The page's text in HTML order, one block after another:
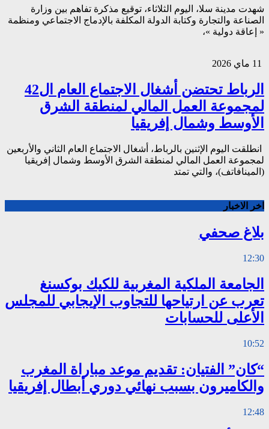
شهدت مدينة سلا، اليوم الثلاثاء، توقيع مذكرة تفاهم بين وزارة
الصناعة والتجارة وكتابة الدولة المكلفة بالإدماج الاجتماعي ومنظمة
« إعاقة دولية »،
الرباط تحتضن أشغال الاجتماع العام ال42
لمجموعة العمل المالي لمنطقة الشرق
الأوسط وشمال إفريقيا
انطلقت اليوم الإثنين بالرباط، أشغال الاجتماع العام الثاني والأربعين
لمجموعة العمل المالي لمنطقة الشرق الأوسط وشمال إفريقيا
(المينافاتف)، والتي تمتد
اخر الاخبار
بلاغ صحفي
12:30
الجامعة الملكية المغربية للكيك بوكسنغ
تعرب عن ارتياحها للتجاوب الإيجابي للمجلس
الأعلى للحسابات
10:52
“كان” الفتيان: تقديم موعد مباراة المغرب
والكاميرون بسبب نهائي دوري أبطال إفريقيا
12:48